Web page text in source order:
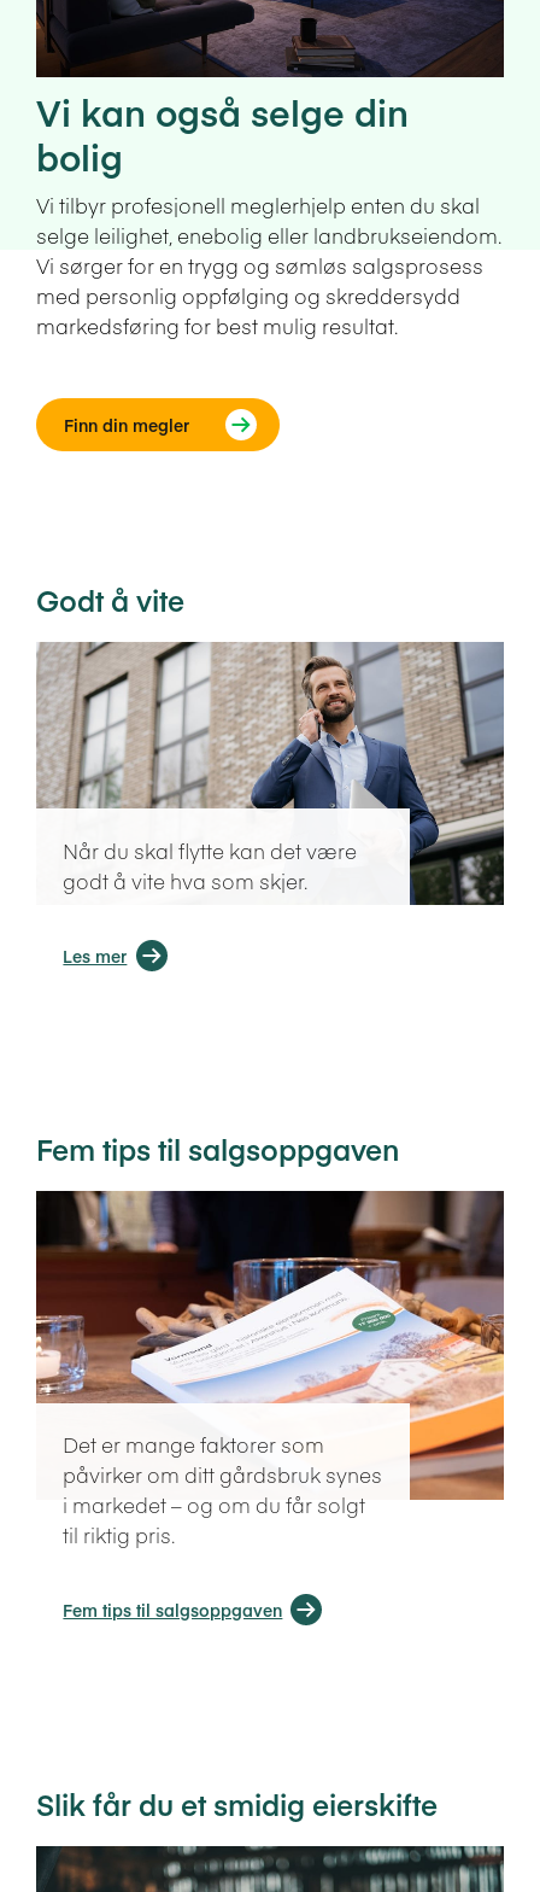
Vi kan også selge din
bolig
Vi tilbyr profesjonell meglerhjelp enten du skal
selge leilighet, enebolig eller landbrukseiendom.
Vi sørger for en trygg og sømløs salgsprosess
med personlig oppfølging og skreddersydd
markedsføring for best mulig resultat.
Finn din megler
Godt å vite
Når du skal flytte kan det være
godt å vite hva som skjer.
Les mer
Fem tips til salgsoppgaven
Det er mange faktorer som
påvirker om ditt gårdsbruk synes
i markedet – og om du får solgt
til riktig pris.
Fem tips til salgsoppgaven
Slik får du et smidig eierskifte